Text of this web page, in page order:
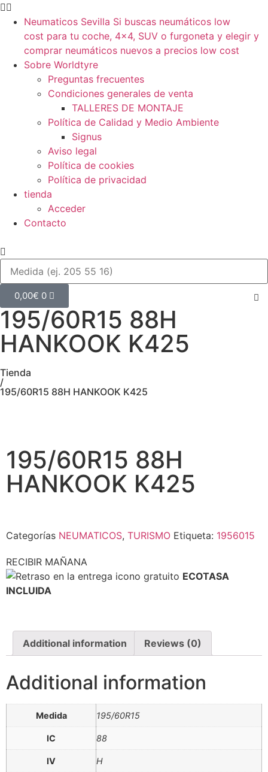
Neumaticos Sevilla Si buscas neumáticos low
cost para tu coche, 4×4, SUV o furgoneta y elegir y
comprar neumáticos nuevos a precios low cost
Sobre Worldtyre
Preguntas frecuentes
Condiciones generales de venta
TALLERES DE MONTAJE
Política de Calidad y Medio Ambiente
Signus
Aviso legal
Política de cookies
Política de privacidad
tienda
Acceder
Contacto
0,00€ 0
195/60R15 88H
HANKOOK K425
Tienda
/
195/60R15 88H HANKOOK K425
195/60R15 88H
HANKOOK K425
Categorías NEUMATICOS, TURISMO Etiqueta: 1956015
RECIBIR MAÑANA
ECOTASA
INCLUIDA
Additional information Reviews (0)
Additional information
Medida 195/60R15
IC 88
IV H